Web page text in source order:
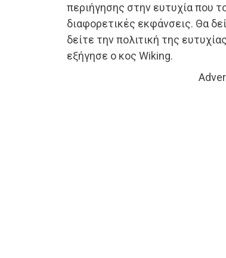
περιήγησης στην ευτυχία που
διαφορετικές εκφάνσεις. Θα
δείτε την πολιτική της
εξήγησε ο κος Wiking.